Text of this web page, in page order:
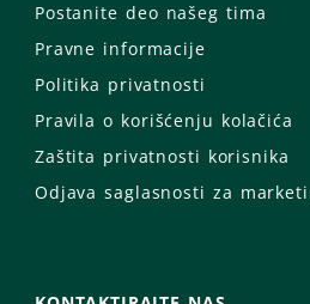
Postanite deo našeg tima
Pravne informacije
Politika privatnosti
Pravila o korišćenju kolačića
Zaštita privatnosti korisnika
Odjava saglasnosti za